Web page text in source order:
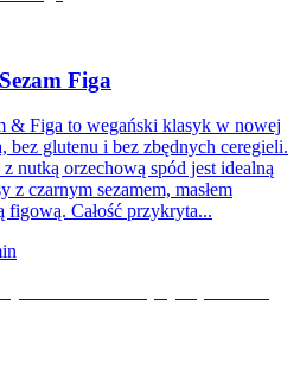
Figa
& Figa to wegański klasyk w nowej
bez glutenu i bez zbędnych ceregieli.
nutką orzechową spód jest idealną
z czarnym sezamem, masłem
Całość przykryta...